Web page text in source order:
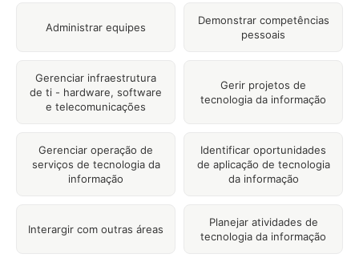
Administrar equipes
Demonstrar competências
pessoais
Gerenciar infraestrutura
de ti - hardware, software
e telecomunicações
Gerir projetos de
tecnologia da informação
Gerenciar operação de
serviços de tecnologia da
informação
Identificar oportunidades
de aplicação de tecnologia
da informação
Interargir com outras áreas
Planejar atividades de
tecnologia da informação